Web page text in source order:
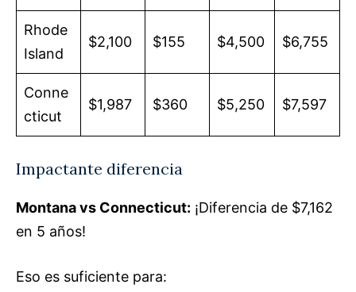
Rhode
Island
$2,100 $155 $4,500 $6,755
Conne
cticut
$1,987 $360 $5,250 $7,597
Impactante diferencia
Montana vs Connecticut: ¡Diferencia de $7,162
en 5 años!
Eso es suficiente para: